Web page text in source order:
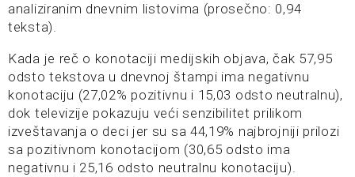
analiziranim dnevnim listovima (prosečno: 0,94
teksta).
Kada je reč o konotaciji medijskih objava, čak 57,95
odsto tekstova u dnevnoj štampi ima negativnu
konotaciju (27,02% pozitivnu i 15,03 odsto neutralnu),
dok televizije pokazuju veći senzibilitet prilikom
izveštavanja o deci jer su sa 44,19% najbrojniji prilozi
sa pozitivnom konotacijom (30,65 odsto ima
negativnu i 25,16 odsto neutralnu konotaciju).